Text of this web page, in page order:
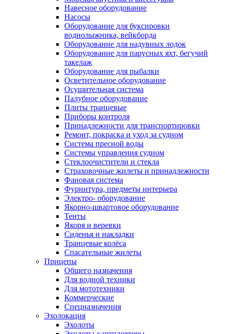
Навесное оборудование
Насосы
Оборудование для буксировки
воднолыжника, вейкборда
Оборудование для надувных лодок
Оборудование для парусных яхт, бегучий
такелаж
Оборудование для рыбалки
Осветительное оборудование
Осушительная система
Палубное оборудование
Плиты транцевые
Приборы контроля
Принадлежности для транспортировки
Ремонт, покраска и уход за судном
Система пресной воды
Системы управления судном
Стеклоочистители и стекла
Страховочные жилеты и принадлежности
Фановая система
Фурнитура, предметы интерьера
Электро- оборудование
Якорно-швартовое оборудование
Тенты
Якоря и веревки
Сиденья и накладки
Транцевые колёса
Спасательные жилеты
Прицепы
Общего назначения
Для водной техники
Для мототехники
Коммерческие
Спецназначения
Эхолокация
Эхолоты